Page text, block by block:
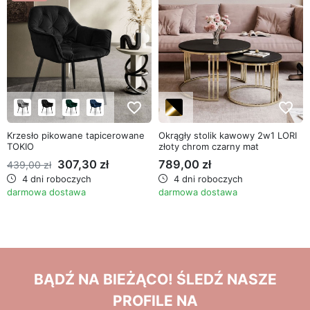
favorite_border
Krzesło pikowane tapicerowane
TOKIO
439,00 zł 307,30 zł
4 dni roboczych
darmowa dostawa
favorite_border
Okrągły stolik kawowy 2w1 LORI
złoty chrom czarny mat
789,00 zł
4 dni roboczych
darmowa dostawa
BĄDŹ NA BIEŻĄCO! ŚLEDŹ NASZE
PROFILE NA